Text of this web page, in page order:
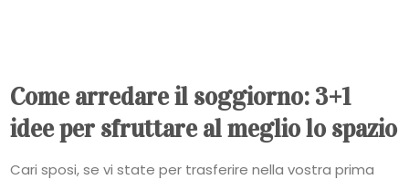
Come arredare il soggiorno: 3+1
idee per sfruttare al meglio lo spazio
Cari sposi, se vi state per trasferire nella vostra prima